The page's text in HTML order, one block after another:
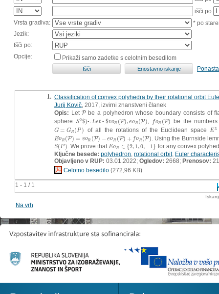
išči po
Vrsta gradiva:
* po
Jezik:
Išči po:
Opcije:
Prikaži samo zadetke s celotnim besedilom
1 - 1 / 1
1. Classification of convex polyhedra by their rotational orbit
Jurij Kovič , 2017, izvirni znanstveni članek
Opis: LetP
Pbe a polyhedron whose boundary consists of
sphere S2$)▫.Let ▫ $voR (P),eoR (P)
S2$)▫.Let▫ $ voR(P),eoR(P) , foR (P)
foR(P) be the
G = GR (P )
G =G R(P) of all the rotations of the Euclidean spaceE3
E3
EoR (P) = voR (P) − eoR (P) + foR (P)
EoR(P) =v oR(P)−eo R(P)+fo R( P) . Using the Burnside
S(P )
S(P) . We prove thatEoR ∈ {2, 1,0, −1}
EoR ∈ {2,1,0,− 1}
for any convex
Ključne besede: polyhedron, rotational orbit, Euler
Objavljeno v RUP: 03.01.2022; Ogledov: 2668; Prenosov: 21
Celotno besedilo (272,96 KB)
Na vrh